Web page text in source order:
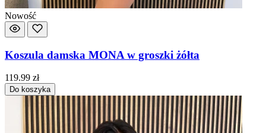
Nowość
Koszula damska MONA w groszki żółta
119.99 zł
Do koszyka